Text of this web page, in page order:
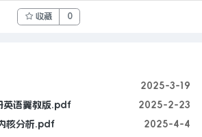
收藏 0
2025-3-19
英语冀教版.pdf
2025-2-23
核分析.pdf
2025-4-4